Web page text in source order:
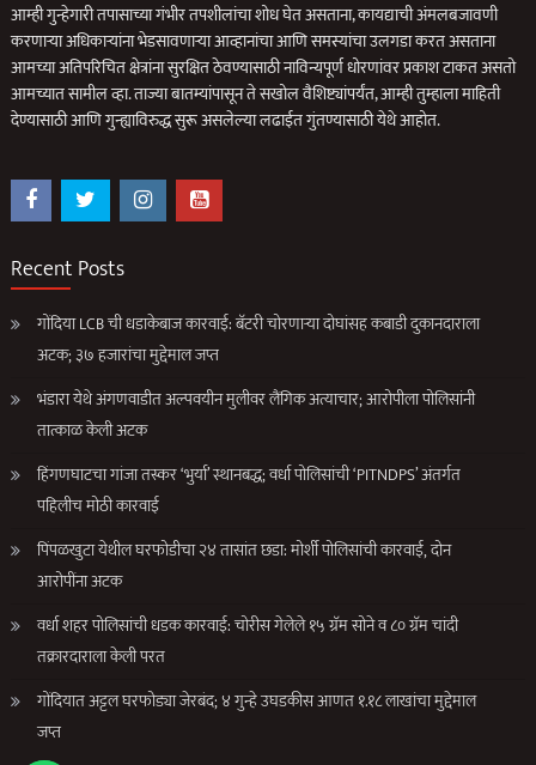
आम्ही गुन्हेगारी तपासाच्या गंभीर तपशीलांचा शोध घेत असताना, कायद्याची अंमलबजावणी
करणार्‍या अधिकार्‍यांना भेडसावणार्‍या आव्हानांचा आणि समस्यांचा उलगडा करत असताना
आमच्या अतिपरिचित क्षेत्रांना सुरक्षित ठेवण्यासाठी नाविन्यपूर्ण धोरणांवर प्रकाश टाकत असतो
आमच्यात सामील व्हा. ताज्या बातम्यांपासून ते सखोल वैशिष्ट्यांपर्यंत, आम्ही तुम्हाला माहिती
देण्यासाठी आणि गुन्ह्याविरुद्ध सुरू असलेल्या लढाईत गुंतण्यासाठी येथे आहोत.
Recent Posts
गोंदिया LCB ची धडाकेबाज कारवाई: बॅटरी चोरणाऱ्या दोघांसह कबाडी दुकानदाराला
अटक; ३७ हजारांचा मुद्देमाल जप्त
भंडारा येथे अंगणवाडीत अल्पवयीन मुलीवर लैंगिक अत्याचार; आरोपीला पोलिसांनी
तात्काळ केली अटक
हिंगणघाटचा गांजा तस्कर ‘भुर्या’ स्थानबद्ध; वर्धा पोलिसांची ‘PITNDPS’ अंतर्गत
पहिलीच मोठी कारवाई
पिंपळखुटा येथील घरफोडीचा २४ तासांत छडा: मोर्शी पोलिसांची कारवाई, दोन
आरोपींना अटक
वर्धा शहर पोलिसांची धडक कारवाई: चोरीस गेलेले १५ ग्रॅम सोने व ८० ग्रॅम चांदी
तक्रारदाराला केली परत
गोंदियात अट्टल घरफोड्या जेरबंद; ४ गुन्हे उघडकीस आणत १.१८ लाखांचा मुद्देमाल
जप्त